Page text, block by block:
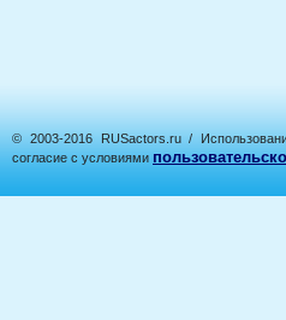
© 2003-2016 RUSactors.ru /
согласие с условиями